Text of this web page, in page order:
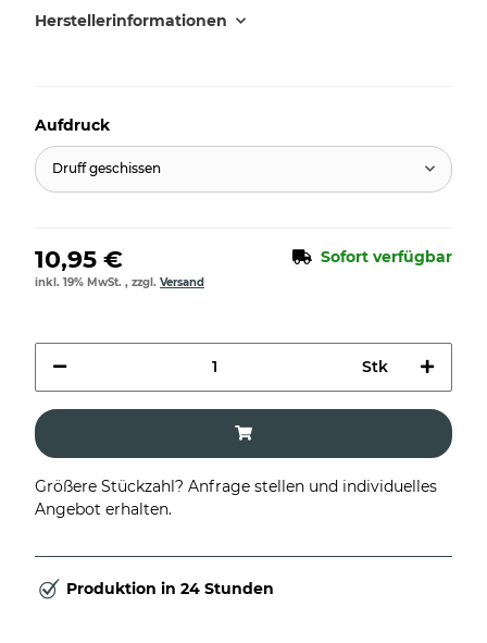
Herstellerinformationen
Aufdruck
Druff geschissen
10,95 € Sofort verfügbar
inkl. 19% MwSt. , zzgl. Versand
Stk
Größere Stückzahl? Anfrage stellen und individuelles
Angebot erhalten.
Produktion in 24 Stunden